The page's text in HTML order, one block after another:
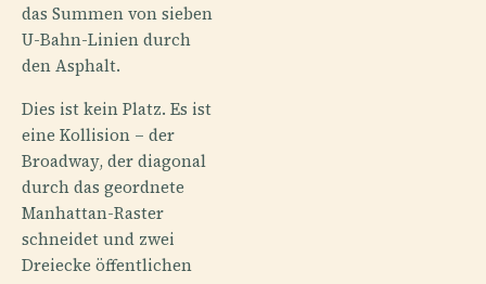
das Summen von sieben
U-Bahn-Linien durch
den Asphalt.
Dies ist kein Platz. Es ist
eine Kollision – der
Broadway, der diagonal
durch das geordnete
Manhattan-Raster
schneidet und zwei
Dreiecke öffentlichen